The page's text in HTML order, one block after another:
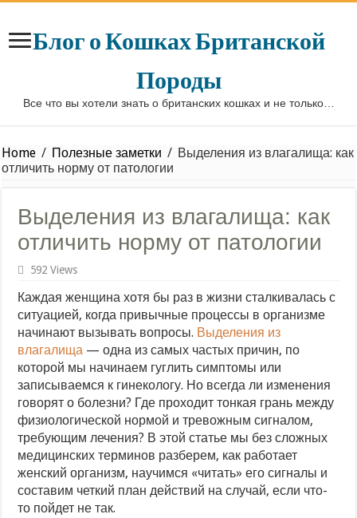
Блог о Кошках Британской
Породы
Все что вы хотели знать о британских кошках и не только…
Home / Полезные заметки / Выделения из влагалища: как
отличить норму от патологии
Выделения из влагалища: как
отличить норму от патологии
592 Views
Каждая женщина хотя бы раз в жизни сталкивалась с
ситуацией, когда привычные процессы в организме
начинают вызывать вопросы. Выделения из
влагалища — одна из самых частых причин, по
которой мы начинаем гуглить симптомы или
записываемся к гинекологу. Но всегда ли изменения
говорят о болезни? Где проходит тонкая грань между
физиологической нормой и тревожным сигналом,
требующим лечения? В этой статье мы без сложных
медицинских терминов разберем, как работает
женский организм, научимся «читать» его сигналы и
составим четкий план действий на случай, если что-
то пойдет не так.